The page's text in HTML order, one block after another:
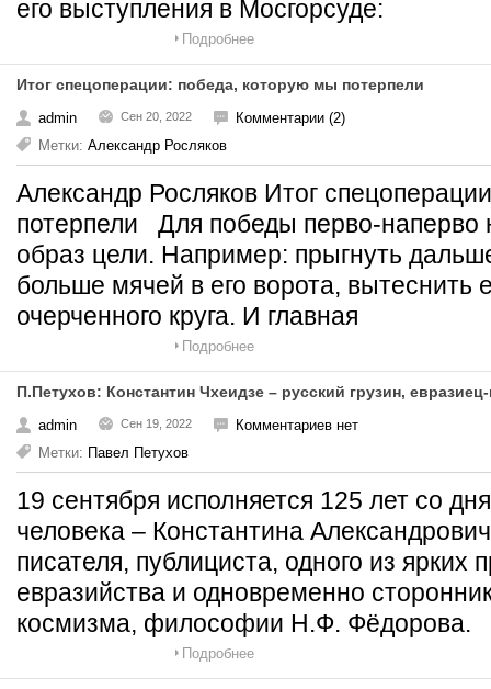
его выступления в Мосгорсуде:
Подробнее
Итог спецоперации: победа, которую мы потерпели
admin Сен 20, 2022
Комментарии (2)
Метки: Александр Росляков
Александр Росляков Итог
потерпели Для победы перво-наперво
образ цели. Например: прыгнуть
больше мячей в его ворота, вытеснить
очерченного круга. И главная
Подробнее
П.Петухов: Константин Чхеидзе – русский грузин,
admin Сен 19, 2022
Комментариев нет
Метки: Павел Петухов
19 сентября исполняется 125 лет со
человека – Константина
писателя, публициста, одного из ярких
евразийства и одновременно
космизма, философии Н.Ф. Фёдорова.
Подробнее